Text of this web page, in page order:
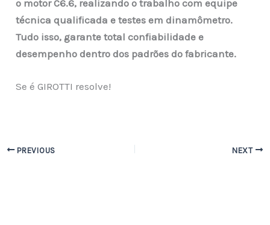
o motor C6.6, realizando o trabalho com equipe
técnica qualificada e testes em dinamômetro.
Tudo isso, garante total confiabilidade e
desempenho dentro dos padrões do fabricante.
Se é GIROTTI resolve!
PREVIOUS NEXT